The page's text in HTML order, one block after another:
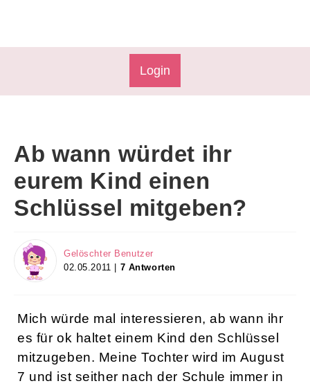
Login
Ab wann würdet ihr
eurem Kind einen
Schlüssel mitgeben?
Gelöschter Benutzer
02.05.2011 | 7 Antworten
Mich würde mal interessieren, ab wann ihr
es für ok haltet einem Kind den Schlüssel
mitzugeben. Meine Tochter wird im August
7 und ist seither nach der Schule immer in